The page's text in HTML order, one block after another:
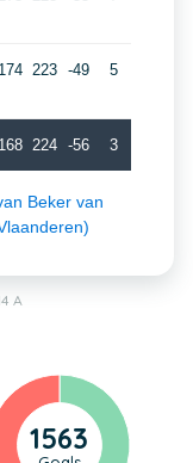
174 223 -49 5
168 224 -56 3
Beker van
A
1563